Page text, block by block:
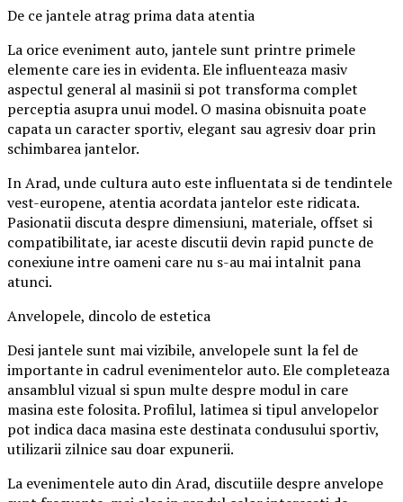
De ce jantele atrag prima data atentia
La orice eveniment auto, jantele sunt printre primele
elemente care ies in evidenta. Ele influenteaza masiv
aspectul general al masinii si pot transforma complet
perceptia asupra unui model. O masina obisnuita poate
capata un caracter sportiv, elegant sau agresiv doar prin
schimbarea jantelor.
In Arad, unde cultura auto este influentata si de tendintele
vest-europene, atentia acordata jantelor este ridicata.
Pasionatii discuta despre dimensiuni, materiale, offset si
compatibilitate, iar aceste discutii devin rapid puncte de
conexiune intre oameni care nu s-au mai intalnit pana
atunci.
Anvelopele, dincolo de estetica
Desi jantele sunt mai vizibile, anvelopele sunt la fel de
importante in cadrul evenimentelor auto. Ele completeaza
ansamblul vizual si spun multe despre modul in care
masina este folosita. Profilul, latimea si tipul anvelopelor
pot indica daca masina este destinata condusului sportiv,
utilizarii zilnice sau doar expunerii.
La evenimentele auto din Arad, discutiile despre anvelope